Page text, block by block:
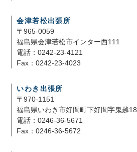
会津若松出張所
〒965-0059
福島県会津若松市インター西111
電話：0242-23-4121
Fax：0242-23-4023
いわき出張所
〒970-1151
福島県いわき市好間町下好間字鬼越18
電話：0246-36-5671
Fax：0246-36-5672